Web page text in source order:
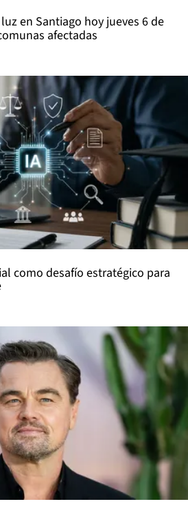
en Santiago hoy jueves 6 de
afectadas
como desafío estratégico para